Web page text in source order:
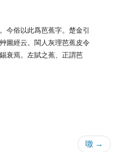
今俗以此爲芭蕉字。楚金引
圖經云。閩人灰理芭蕉皮令
衰焉。左賦之蕉、正謂芭
噭 →